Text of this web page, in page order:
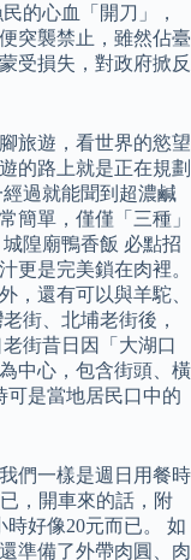
的心血「開刀」，
突襲禁止，雖然佔臺
受損失，對政府掀反
旅遊，看世界的慾望
的路上就是正在規劃
過就能聞到超濃鹹
簡單，僅僅「三種」
隍廟鴨香飯 必點招
更是完美鎖在肉裡。
，還有可以與羊駝、
街、北埔老街後，
街昔日因「大湖口
中心，包含街頭、橫
可是當地居民口中的
們一樣是週日用餐時
，開車來的話，附
好像20元而已。 如
準備了外帶肉圓、肉